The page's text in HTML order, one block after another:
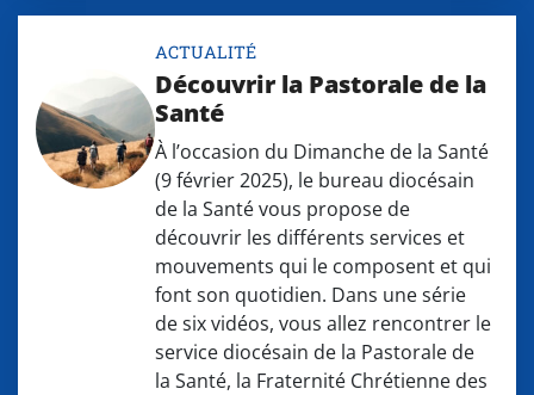
ACTUALITÉ
Découvrir la Pastorale de la
Santé
À l’occasion du Dimanche de la Santé
(9 février 2025), le bureau diocésain
de la Santé vous propose de
découvrir les différents services et
mouvements qui le composent et qui
font son quotidien. Dans une série
de six vidéos, vous allez rencontrer le
service diocésain de la Pastorale de
la Santé, la Fraternité Chrétienne des